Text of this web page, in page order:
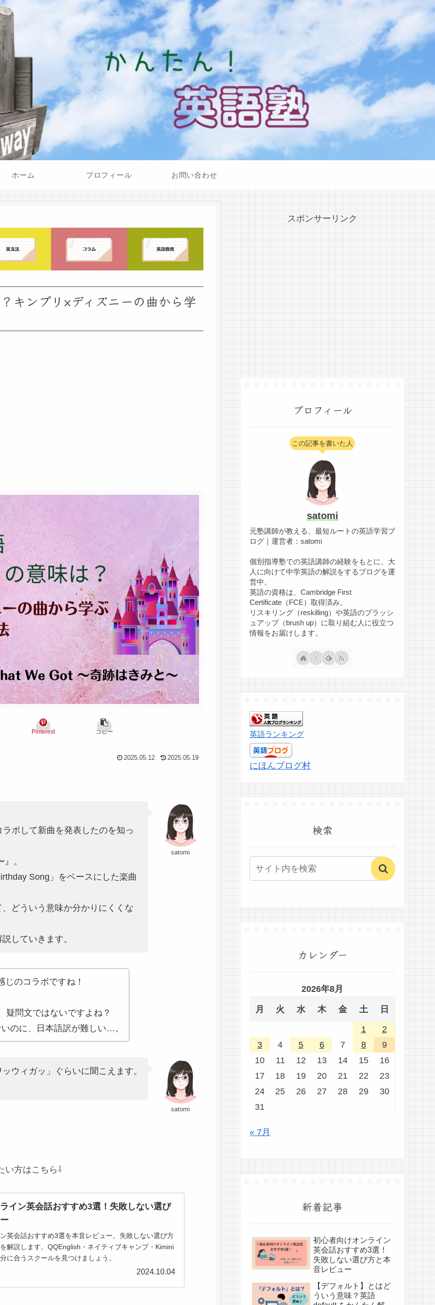
ホーム プロフィール お問い合わせ
キンプリ×ディズニーの曲から学
Pinterest コピー
2025.05.12 2025.05.19
satomi
ボして新曲を発表したのを知っ
。
Song」をベースにした楽曲
どういう意味か分かりにくくな
していきます。
のコラボですね！
疑問文ではないですよね？
のに、日本語訳が難しい…。
satomi
ウィガッ」ぐらいに聞こえます。
い方はこちら⇩
イン英会話おすすめ3選！失敗しない選び
英会話おすすめ3選を本音レビュー。失敗しない選び方
解説します。QQEnglish・ネイティブキャンプ・Kimini
に合うスクールを見つけましょう。
2024.10.04
スポンサーリンク
プロフィール
この記事を書いた人
satomi
元塾講師が教える、最短ルートの英語学習ブ
ログ｜運営者：satomi
個別指導塾での英語講師の経験をもとに、大
人に向けて中学英語の解説をするブログを運
営中。
英語の資格は、Cambridge First
Certificate（FCE）取得済み。
リスキリング（reskilling）や英語のブラッシ
ュアップ（brush up）に取り組む人に役立つ
情報をお届けします。
英語ランキング
にほんブログ村
検索
カレンダー
2026年8月
月 火 水 木 金 土 日
1
2
3
4 5 6 7 8
9
10
11 12 13 14 15
16
17
18 19 20 21 22
23
24
25 26 27 28 29
30
31
« 7月
新着記事
初心者向けオンライン
英会話おすすめ3選！
失敗しない選び方と本
音レビュー
【デフォルト】とはど
ういう意味？英語